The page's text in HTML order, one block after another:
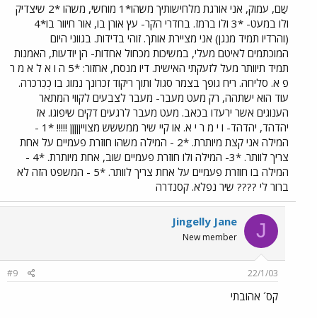
שַם, עמוק, אני אורגת מלחישותיך משהו*1 מוחשי, משהו *2 שיצדיק
ולו במעט- *3 ולו ברמז. בחדרי הקר- עץ אורן בו, אור חיוור בו*4
(והרדיו תמיד מנגן) אני מציירת אותך. זוהי בדידות. בגווני היום
המוכתמים לאיטם מעלי, במשיכות מכחול אחדות- הן יודעות, האמנות
תמיד תיוותר מעל לזעקתי האישית. דיו מנסח, אחזור: *5 ה ו א ל א מ ר
פ א. סליחה. ריח גופך בצמר סגול ותוך ריקוד זִכרונך נמוג בו כְכִרכרה.
עוד הוא ישתהה, רק מעט מעבר- מעבר לצבעים לקווי המתאר
הענוגים אשר ירעדו בכאב. מעט מעבר לרגעים דקים שיפוגו. אז
יהדהד, יהדהד- ו י מ ר י א. או קיי שיר ממששש מצוייןןןןן !!!!! *1 -
המילה אני קצת מיותרת. *2 - המילה משהו חוזרת פעמיים על אחת
צריך לוותר. *3- המילה ולו חוזרת פעמיים שוב, אחת מיותרת. *4 -
המילה בו חוזרת פעמיים על אחת צריך לוותר. *5 - המשפט הזה לא
ברור לי ???? שיר נפלא. קסנדרה
J
Jingelly Jane
New member
22/1/03
#9
קס´ אהובתי